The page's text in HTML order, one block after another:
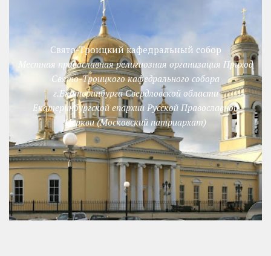
Свято-Троицкий кафедральный собор
Местная православная религиозная организация Приход
Свято-Троицкого кафедрального собора
г.Екатеринбурга Свердловской области
Екатеринбургской епархии Русской Православной
Церкви (Московский патриархат)